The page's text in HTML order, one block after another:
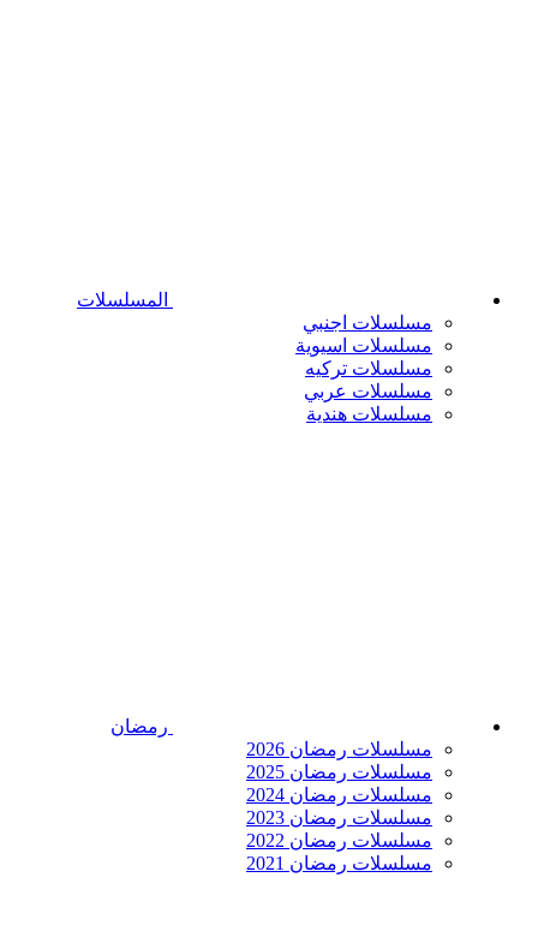
المسلسلات
مسلسلات اجنبي
مسلسلات اسيوية
مسلسلات تركيه
مسلسلات عربي
مسلسلات هندية
رمضان
مسلسلات رمضان 2026
مسلسلات رمضان 2025
مسلسلات رمضان 2024
مسلسلات رمضان 2023
مسلسلات رمضان 2022
مسلسلات رمضان 2021